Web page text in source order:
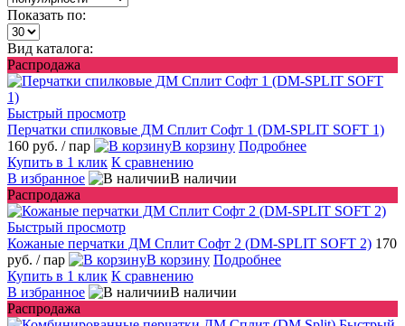
Показать по:
Вид каталога:
Распродажа
Быстрый просмотр
Перчатки спилковые ДМ Сплит Софт 1 (DM-SPLIT SOFT 1)
160 руб. / пар В корзину Подробнее
Купить в 1 клик К сравнению
В избранное
В наличии
Распродажа
Быстрый просмотр
Кожаные перчатки ДМ Сплит Софт 2 (DM-SPLIT SOFT 2) 170
руб. / пар В корзину Подробнее
Купить в 1 клик К сравнению
В избранное
В наличии
Распродажа